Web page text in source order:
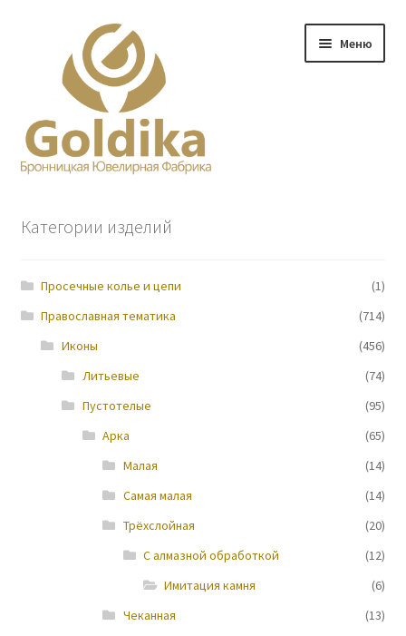
навигации
содержимому
Меню
Прайс-лист
Контакты
Категории изделий
Просечные колье и цепи
(1)
Православная тематика
(714)
Иконы
(456)
Литьевые
(74)
Пустотелые
(95)
Арка
(65)
Малая
(14)
Самая малая
(14)
Трёхслойная
(20)
С алмазной обработкой
(12)
Имитация камня
(6)
Чеканная
(13)